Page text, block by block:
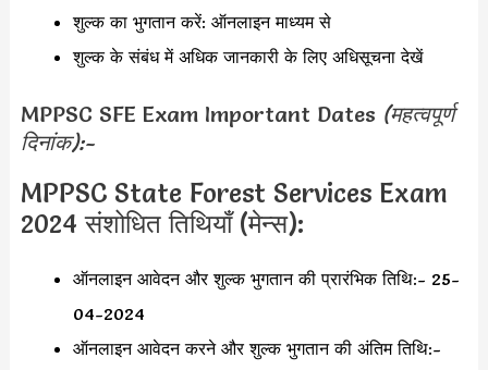
शुल्क का भुगतान करें: ऑनलाइन माध्यम से
शुल्क के संबंध में अधिक जानकारी के लिए अधिसूचना देखें
MPPSC SFE Exam Important Dates (महत्वपूर्ण
दिनांक):-
MPPSC State Forest Services Exam
2024 संशोधित तिथियाँ (मेन्स):
ऑनलाइन आवेदन और शुल्क भुगतान की प्रारंभिक तिथि:- 25-
04-2024
ऑनलाइन आवेदन करने और शुल्क भुगतान की अंतिम तिथि:-